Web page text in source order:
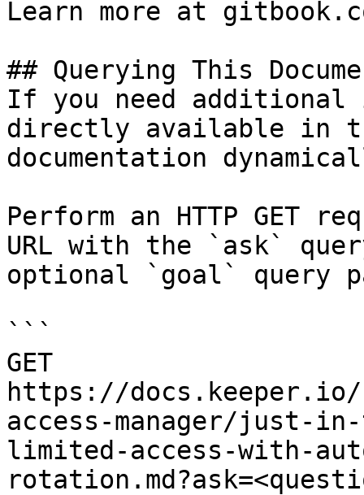
Learn more at
## Querying This
If you need
directly available in
documentation
Perform an HTTP GET
URL with the `ask`
optional `goal` query
```
GET
https://
access-manager/just-
limited-access-with-